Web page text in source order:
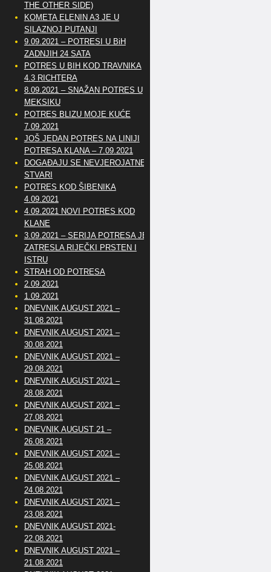
THE OTHER SIDE)
KOMETA ELENIN A3 JE U
SILAZNOJ PUTANJI
9.09.2021 – POTRESI U BiH
ZADNJIH 24 SATA
POTRES U BIH KOD TRAVNIKA
4.3 RICHTERA
8.09.2021 – SNAŽAN POTRES U
MEKSIKU
POTRES BLIZU MOJE KUĆE
7.09.2021
JOŠ JEDAN POTRES NA LINIJI
POTRESA KLANA – 7.09.2021
DOGAĐAJU SE NEVJEROJATNE
STVARI
POTRES KOD ŠIBENIKA
4.09.2021
4.09.2021 NOVI POTRES KOD
KLANE
3.09.2021 – SERIJA POTRESA JE
ZATRESLA RIJEČKI PRSTEN I
ISTRU
STRAH OD POTRESA
2.09.2021
1.09.2021
DNEVNIK AUGUST 2021 –
31.08.2021
DNEVNIK AUGUST 2021 –
30.08.2021
DNEVNIK AUGUST 2021 –
29.08.2021
DNEVNIK AUGUST 2021 –
28.08.2021
DNEVNIK AUGUST 2021 –
27.08.2021
DNEVNIK AUGUST 21 –
26.08.2021
DNEVNIK AUGUST 2021 –
25.08.2021
DNEVNIK AUGUST 2021 –
24.08.2021
DNEVNIK AUGUST 2021 –
23.08.2021
DNEVNIK AUGUST 2021-
22.08.2021
DNEVNIK AUGUST 2021 –
21.08.2021